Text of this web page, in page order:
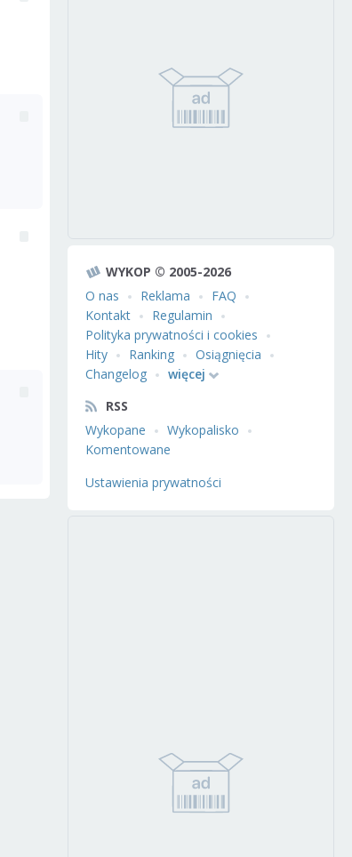
WYKOP © 2005-2026
O nas
Reklama
FAQ
Kontakt
Regulamin
Polityka prywatności i cookies
Hity
Ranking
Osiągnięcia
Changelog
więcej
RSS
Wykopane
Wykopalisko
Komentowane
Ustawienia prywatności